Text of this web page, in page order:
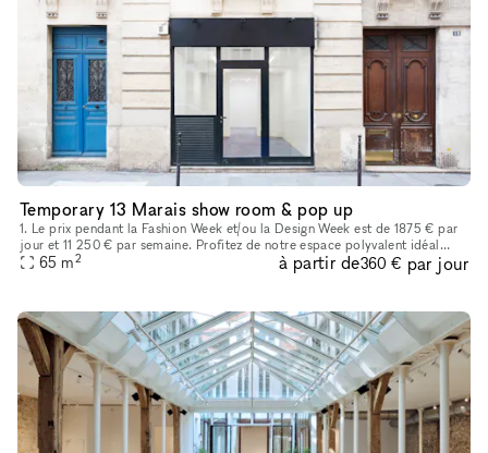
Temporary 13 Marais show room & pop up
1. Le prix pendant la Fashion Week et/ou la Design Week est de 1875 € par
jour et 11 250 € par semaine. Profitez de notre espace polyvalent idéal
pour les showrooms de mode, les produits de luxe, les
65 m2 à partir de360 € par jour